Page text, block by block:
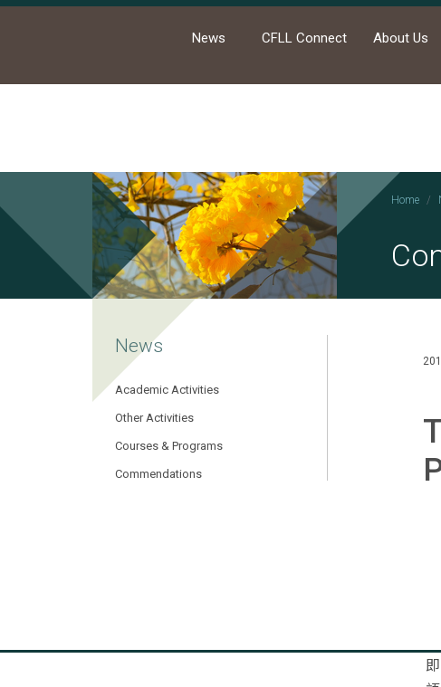
News CFLL Connect About Us
Home
News
Academic Activities
Other Activities
Courses & Programs
Commendations